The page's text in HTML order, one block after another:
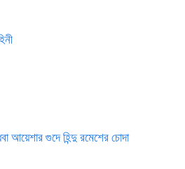
আয়েশার গুদে হিন্দু রমেশের চোদা